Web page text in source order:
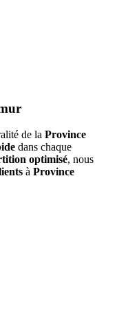
de la Province
dans chaque
optimisé, nous
à Province